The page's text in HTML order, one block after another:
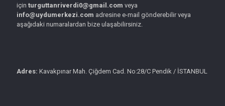
için turguttanriverdi0@gmail.com veya
info@uydumerkezi.com adresine e-mail gönderebilir veya
aşağıdaki numaralardan bize ulaşabilirsiniz.
Adres: Kavakpınar Mah. Çiğdem Cad. No:28/C Pendik / İSTANBUL